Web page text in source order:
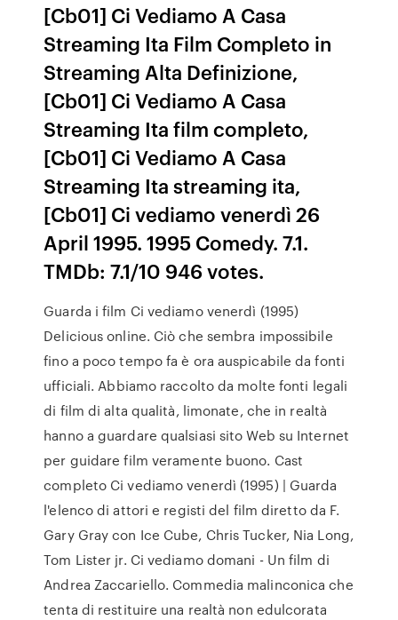
[Cb01] Ci Vediamo A Casa
Streaming Ita Film Completo in
Streaming Alta Definizione,
[Cb01] Ci Vediamo A Casa
Streaming Ita film completo,
[Cb01] Ci Vediamo A Casa
Streaming Ita streaming ita,
[Cb01] Ci vediamo venerdì 26
April 1995. 1995 Comedy. 7.1.
TMDb: 7.1/10 946 votes.
Guarda i film Ci vediamo venerdì (1995)
Delicious online. Ciò che sembra impossibile
fino a poco tempo fa è ora auspicabile da fonti
ufficiali. Abbiamo raccolto da molte fonti legali
di film di alta qualità, limonate, che in realtà
hanno a guardare qualsiasi sito Web su Internet
per guidare film veramente buono. Cast
completo Ci vediamo venerdì (1995) | Guarda
l'elenco di attori e registi del film diretto da F.
Gary Gray con Ice Cube, Chris Tucker, Nia Long,
Tom Lister jr. Ci vediamo domani - Un film di
Andrea Zaccariello. Commedia malinconica che
tenta di restituire una realtà non edulcorata